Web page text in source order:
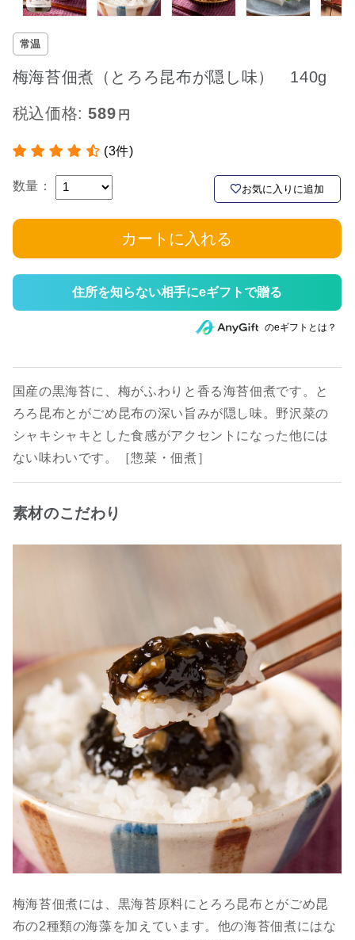
常温
梅海苔佃煮（とろろ昆布が隠し味） 140g
税込価格:589
(3件)
数量： お気に入りに追加
カートに入れる
住所を知らない相手にeギフトで贈る
のeギフトとは？
国産の黒海苔に、梅がふわりと香る海苔佃煮です。と
ろろ昆布とがごめ昆布の深い旨みが隠し味。野沢菜の
シャキシャキとした食感がアクセントになった他には
ない味わいです。［惣菜・佃煮］
素材のこだわり
梅海苔佃煮には、黒海苔原料にとろろ昆布とがごめ昆
布の2種類の海藻を加えています。他の海苔佃煮にはな